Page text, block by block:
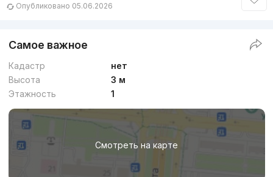
Опубликовано 05.06.2026
Самое важное
Кадастр
нет
Высота
3 м
Этажность
1
Смотреть на карте